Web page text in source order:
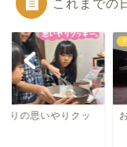
これまでの
りの思いやりクッ